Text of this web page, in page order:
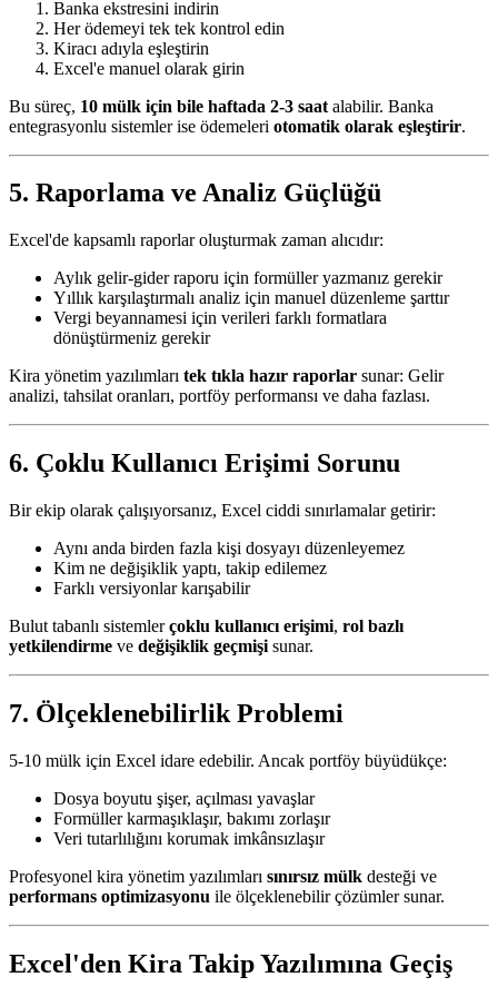
Banka ekstresini indirin
Her ödemeyi tek tek kontrol edin
Kiracı adıyla eşleştirin
Excel'e manuel olarak girin
Bu süreç, 10 mülk için bile haftada 2-3 saat alabilir. Banka
entegrasyonlu sistemler ise ödemeleri otomatik olarak eşleştirir.
5. Raporlama ve Analiz Güçlüğü
Excel'de kapsamlı raporlar oluşturmak zaman alıcıdır:
Aylık gelir-gider raporu için formüller yazmanız gerekir
Yıllık karşılaştırmalı analiz için manuel düzenleme şarttır
Vergi beyannamesi için verileri farklı formatlara
dönüştürmeniz gerekir
Kira yönetim yazılımları tek tıkla hazır raporlar sunar: Gelir
analizi, tahsilat oranları, portföy performansı ve daha fazlası.
6. Çoklu Kullanıcı Erişimi Sorunu
Bir ekip olarak çalışıyorsanız, Excel ciddi sınırlamalar getirir:
Aynı anda birden fazla kişi dosyayı düzenleyemez
Kim ne değişiklik yaptı, takip edilemez
Farklı versiyonlar karışabilir
Bulut tabanlı sistemlerçoklu kullanıcı erişimi, rol bazlı
yetkilendirme ve değişiklik geçmişi sunar.
7. Ölçeklenebilirlik Problemi
5-10 mülk için Excel idare edebilir. Ancak portföy büyüdükçe:
Dosya boyutu şişer, açılması yavaşlar
Formüller karmaşıklaşır, bakımı zorlaşır
Veri tutarlılığını korumak imkânsızlaşır
Profesyonel kira yönetim yazılımları sınırsız mülk desteği ve
performans optimizasyonu ile ölçeklenebilir çözümler sunar.
Excel'den Kira Takip Yazılımına Geçiş